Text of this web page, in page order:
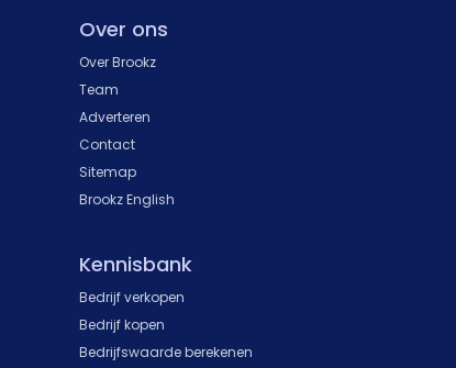
Over ons
Over Brookz
Team
Adverteren
Contact
Sitemap
Brookz English
Kennisbank
Bedrijf verkopen
Bedrijf kopen
Bedrijfswaarde berekenen